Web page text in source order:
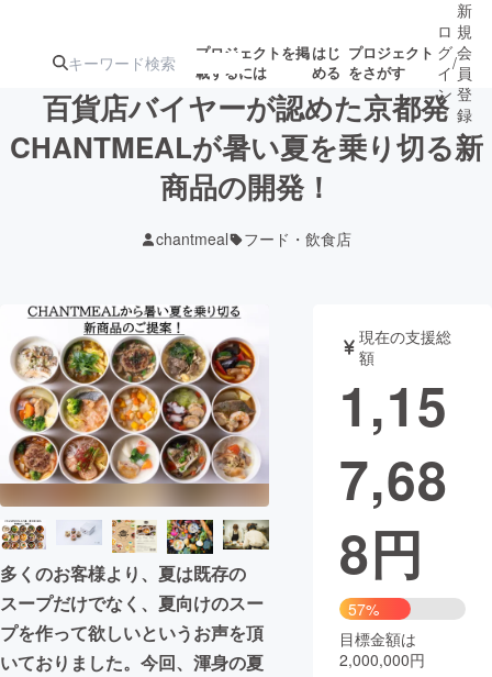
プロジェクトを掲
載するには
はじ
める
プロジェクト
をさがす
注目の新着プロ募集終了が近いプ
テクノロジー・ガジェット
映像・映画 書籍・雑誌
ビジネス・起業 チャレンジ
まちづくり・地域活性化
CAMPFIRE for Social Good
CAMPFIRE Creation
CAMPFIREふるさと納税machi-ya コミュニティ
ロ
グ
イ
ン
/
新
規
会
員
登
録
百貨店バイヤーが認めた京都発
CHANTMEALが暑い夏を乗り切る新
商品の開発！
chantmeal フード・飲食店
多くのお客様より、夏は既存の
スープだけでなく、夏向けのスー
プを作って欲しいというお声を頂
いておりました。今回、渾身の夏
現在の支援総
額
1,15
7,68
8円
57%
目標金額は
2,000,000円